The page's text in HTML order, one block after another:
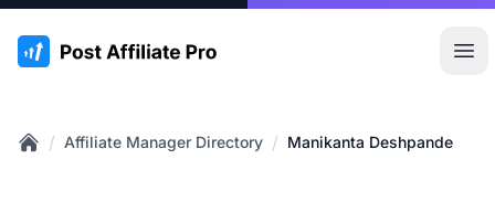
:site.title
/ Affiliate Manager Directory / Manikanta Deshpande